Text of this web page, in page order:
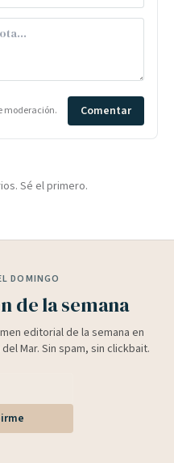
moderación. Comentar
Sé el primero.
DOMINGO
de la semana
editorial de la semana en
Mar. Sin spam, sin clickbait.